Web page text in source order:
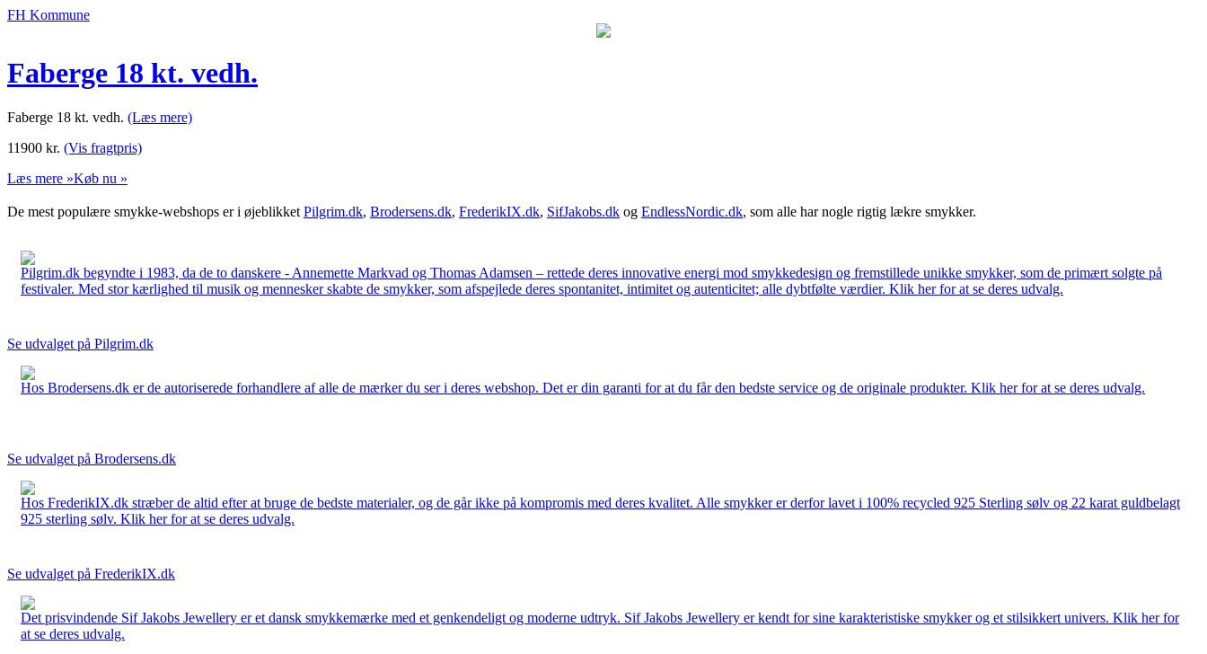
FH Kommune
Faberge 18 kt. vedh.
Faberge 18 kt. vedh. (Læs mere)
11900 kr. (Vis fragtpris)
Læs mere »Køb nu »
De mest populære smykke-webshops er i øjeblikket Pilgrim.dk, Brodersens.dk, FrederikIX.dk, SifJakobs.dk og EndlessNordic.dk, som alle har nogle rigtig lækre smykker.
Pilgrim.dk begyndte i 1983, da de to danskere - Annemette Markvad og Thomas Adamsen – rettede deres innovative energi mod smykkedesign og fremstillede unikke smykker, som de primært solgte på
festivaler. Med stor kærlighed til musik og mennesker skabte de smykker, som afspejlede deres spontanitet, intimitet og autenticitet; alle dybtfølte værdier. Klik her for at se deres udvalg.
Se udvalget på Pilgrim.dk
Hos Brodersens.dk er de autoriserede forhandlere af alle de mærker du ser i deres webshop. Det er din garanti for at du får den bedste service og de originale produkter. Klik her for at se deres udvalg.
Se udvalget på Brodersens.dk
Hos FrederikIX.dk stræber de altid efter at bruge de bedste materialer, og de går ikke på kompromis med deres kvalitet. Alle smykker er derfor lavet i 100% recycled 925 Sterling sølv og 22 karat guldbelagt
925 sterling sølv. Klik her for at se deres udvalg.
Se udvalget på FrederikIX.dk
Det prisvindende Sif Jakobs Jewellery er et dansk smykkemærke med et genkendeligt og moderne udtryk. Sif Jakobs Jewellery er kendt for sine karakteristiske smykker og et stilsikkert univers. Klik her for
at se deres udvalg.